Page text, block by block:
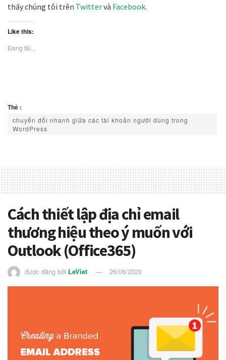
thấy chúng tôi trên Twittervà Facebook.
Like this:
Đang tải...
Thẻ :
chuyển đổi nhanh giữa các tài khoản người dùng trong
WordPress
Cách thiết lập địa chỉ email
thương hiệu theo ý muốn với
Outlook (Office365)
được đăng bởi LeViet 26/06/2020